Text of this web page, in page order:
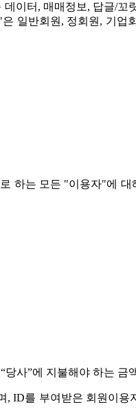
이터, 매매정보, 답글/꼬
일반회원, 정회원, 기업
하는 모든 "이용자"에 대
사”에 지불해야 하는 금
ID를 부여받은 회원이용